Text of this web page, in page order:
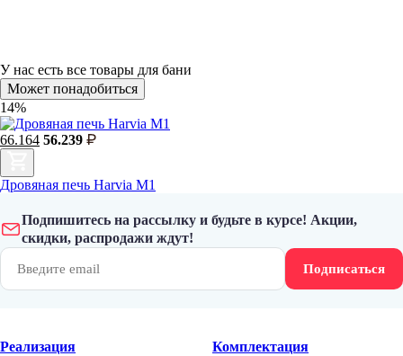
У нас есть все товары для бани
Может понадобиться
14%
66.164 56.239
Дровяная печь Harvia M1
Подпишитесь на рассылку и будьте в курсе! Акции,
скидки, распродажи ждут!
Подписаться
Реализация Комплектация